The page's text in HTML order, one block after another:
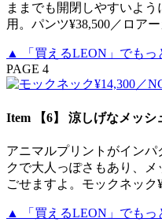
ままでも開閉しやすいよ
用。パンツ¥38,500／ロア
▲ 「買えるLEON」でもっ
PAGE 4
Item 【6】 涼しげなメッ
アニマルプリントがイン
クで大人っぽさもあり、
ごせますよ。モックネック
▲ 「買えるLEON」でもっ